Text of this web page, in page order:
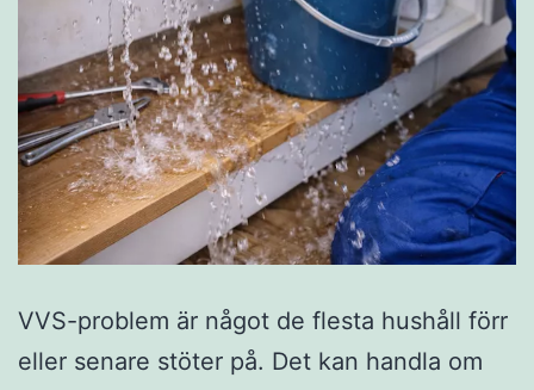
VVS-problem är något de flesta hushåll förr
eller senare stöter på. Det kan handla om